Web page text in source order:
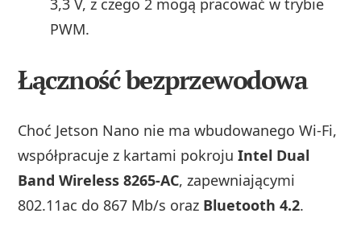
3,3 V, z czego 2 mogą pracować w trybie
PWM.
Łączność bezprzewodowa
Choć Jetson Nano nie ma wbudowanego Wi‑Fi,
współpracuje z kartami pokrojuIntel Dual
Band Wireless 8265‑AC, zapewniającymi
802.11ac do 867 Mb/s oraz Bluetooth 4.2.